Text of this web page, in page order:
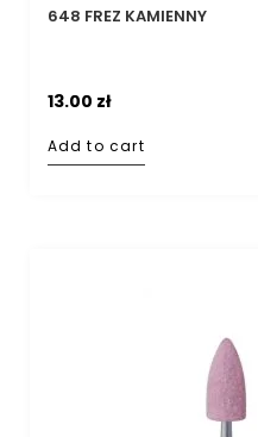
648 FREZ KAMIENNY
13.00 zł
Add to cart